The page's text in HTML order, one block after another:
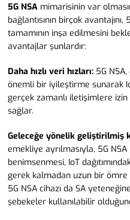
5G NSA mimarisinin var
bağlantısının birçok avantajını,
tamamının inşa edilmesini
avantajlar şunlardır:
Daha hızlı veri hızları: 5G
önemli bir iyileştirme sunarak
gerçek zamanlı iletişimlere izin
sağlar.
Geleceğe yönelik geliştirilmiş
emekliye ayrılmasıyla, 5G
benimsenmesi, IoT
gerek kalmadan uzun bir ömre
5G NSA cihazı da SA
şebekeler kullanılabilir